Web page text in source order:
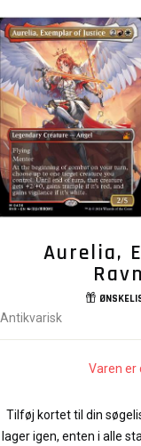
Aurelia,
Antikvarisk
Varen er
Tilføj kortet til din
lager igen, enten i alle